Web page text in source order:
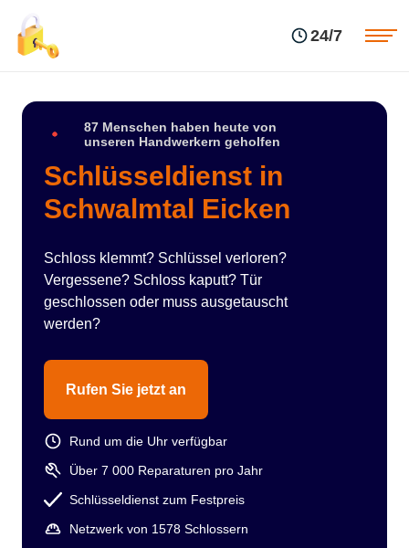
24/7
87 Menschen haben heute von
unseren Handwerkern geholfen
Schlüsseldienst in
Schwalmtal Eicken
Schloss klemmt? Schlüssel verloren?
Vergessene? Schloss kaputt? Tür
geschlossen oder muss ausgetauscht
werden?
Rufen Sie jetzt an
Rund um die Uhr verfügbar
Über 7 000 Reparaturen pro Jahr
Schlüsseldienst zum Festpreis
Netzwerk von 1578 Schlossern